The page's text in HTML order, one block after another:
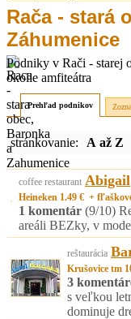
Rača - stará
Záhumenice
Podniky v Rači - starej
okolie amfiteátra
Prehľad podnikov
stránkovanie: A až Z
coffee restaurant Abigail
Heineken 1.49 € +
1 komentár (9/10)
areáli BEZky, v
reštaurácia
Krušovice tm
3
s veľkou
dominuje